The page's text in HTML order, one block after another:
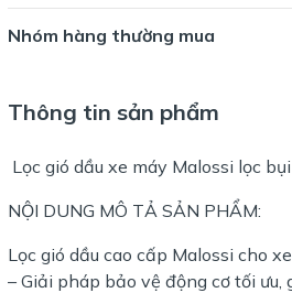
Nhóm hàng thường mua
Thông tin sản phẩm
Lọc gió dầu xe máy Malossi lọc
NỘI DUNG MÔ TẢ SẢN PHẨM:
Lọc gió dầu cao cấp Malossi cho
– Giải pháp bảo vệ động cơ tối ưu,